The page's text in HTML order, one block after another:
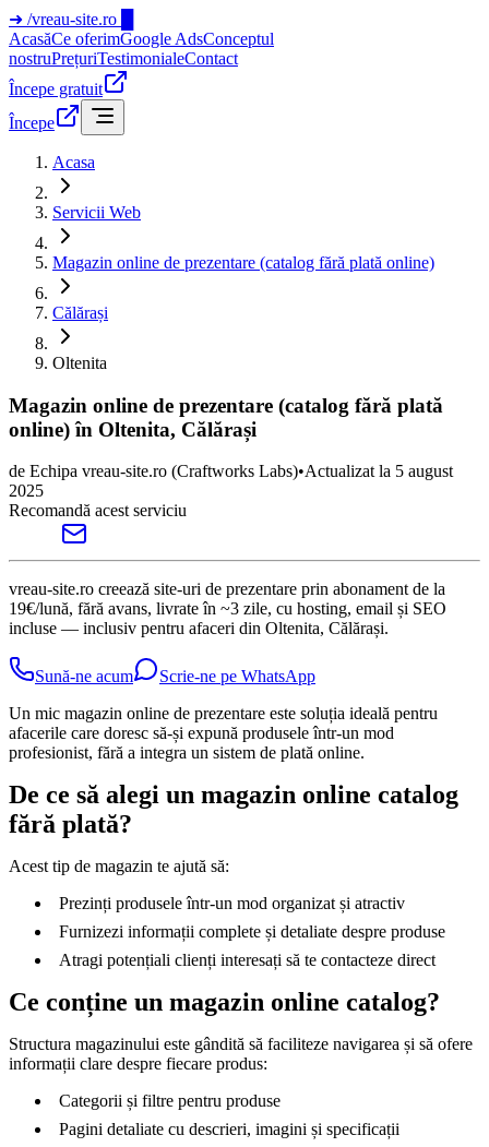
➜ /vreau-site.ro
AcasăCe oferimGoogle AdsConceptul
nostruPrețuriTestimonialeContact
Începe gratuit
Începe
Acasa
Servicii Web
Magazin online de prezentare (catalog fără plată online)
Călărași
Oltenita
Magazin online de prezentare (catalog fără plată
online) în Oltenita, Călărași
de Echipa vreau-site.ro (Craftworks Labs)•Actualizat la 5 august
2025
Recomandă acest serviciu
vreau-site.ro creează site-uri de prezentare prin abonament de la
19€/lună, fără avans, livrate în ~3 zile, cu hosting, email și SEO
incluse — inclusiv pentru afaceri din Oltenita, Călărași.
Sună-ne acum
Scrie-ne pe WhatsApp
Un mic magazin online de prezentare este soluția ideală pentru
afacerile care doresc să-și expună produsele într-un mod
profesionist, fără a integra un sistem de plată online.
De ce să alegi un magazin online catalog
fără plată?
Acest tip de magazin te ajută să:
Prezinți produsele într-un mod organizat și atractiv
Furnizezi informații complete și detaliate despre produse
Atragi potențiali clienți interesați să te contacteze direct
Ce conține un magazin online catalog?
Structura magazinului este gândită să faciliteze navigarea și să ofere
informații clare despre fiecare produs:
Categorii și filtre pentru produse
Pagini detaliate cu descrieri, imagini și specificații